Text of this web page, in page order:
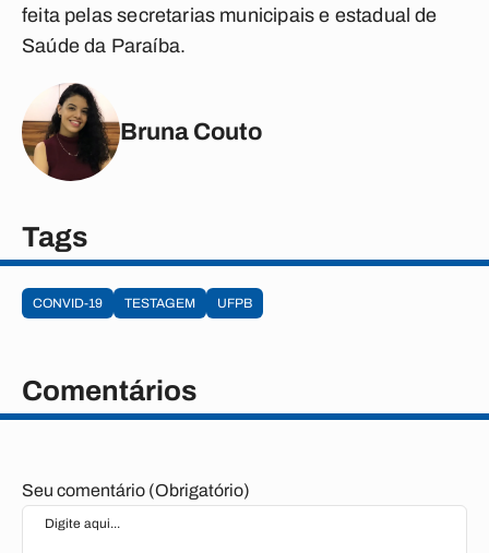
feita pelas secretarias municipais e estadual de
Saúde da Paraíba.
Bruna Couto
Tags
CONVID-19 TESTAGEM UFPB
Comentários
Seu comentário (Obrigatório)